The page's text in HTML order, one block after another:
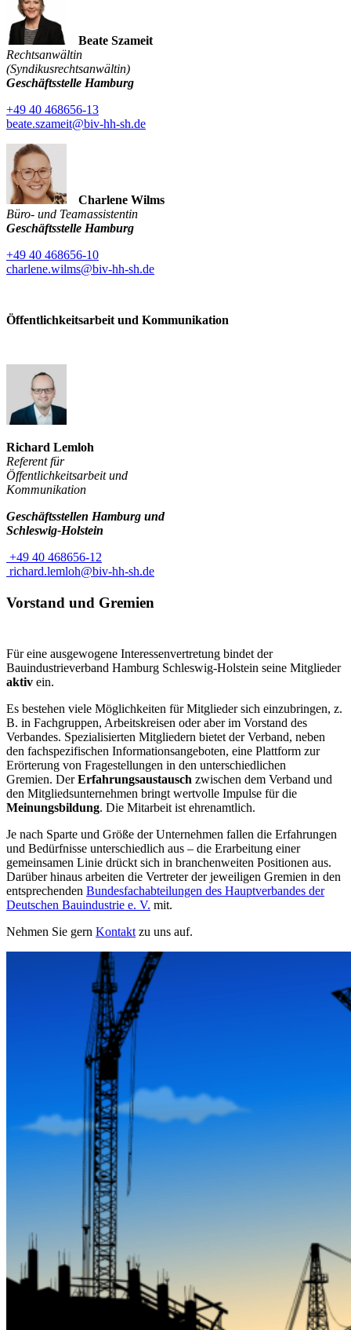
Beate Szameit
Rechtsanwältin
(Syndikusrechtsanwältin)
Geschäftsstelle Hamburg
+49 40 468656-13
beate.szameit@biv-hh-sh.de
Charlene Wilms
Büro- und Teamassistentin
Geschäftsstelle Hamburg
+49 40 468656-10
charlene.wilms@biv-hh-sh.de
Öffentlichkeitsarbeit und Kommunikation
Richard Lemloh
Referent für
Öffentlichkeitsarbeitund
Kommunikation
Geschäftsstellen Hamburg und
Schleswig-Holstein
+49 40 468656-12
richard.lemloh@biv-hh-sh.de
Vorstand und Gremien
Für eine ausgewogene Interessenvertretung bindet der
Bauindustrieverband Hamburg Schleswig-Holstein seine Mitglieder
aktiv ein.
Es bestehen viele Möglichkeiten für Mitglieder sich einzubringen, z.
B. in Fachgruppen, Arbeitskreisen oder aber im Vorstand des
Verbandes. Spezialisierten Mitgliedern bietet der Verband, neben
den fachspezifischen Informationsangeboten, eine Plattform zur
Erörterung von Fragestellungen in den unterschiedlichen
Gremien. DerErfahrungsaustausch zwischen dem Verband und
den Mitgliedsunternehmen bringt wertvolle Impulse für die
Meinungsbildung. Die Mitarbeit ist ehrenamtlich.
Je nach Sparte und Größe der Unternehmen fallen die Erfahrungen
und Bedürfnisse unterschiedlich aus – die Erarbeitung einer
gemeinsamen Linie drückt sich in branchenweiten Positionen aus.
Darüber hinaus arbeiten die Vertreter der jeweiligen Gremien in den
entsprechenden Bundesfachabteilungen des Hauptverbandes der
Deutschen Bauindustrie e. V. mit.
Nehmen Sie gern Kontakt zu uns auf.